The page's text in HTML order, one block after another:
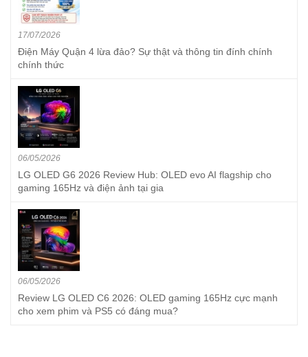
17/07/2026
Điện Máy Quận 4 lừa đảo? Sự thật và thông tin đính chính
chính thức
06/05/2026
LG OLED G6 2026 Review Hub: OLED evo AI flagship cho
gaming 165Hz và điện ảnh tại gia
06/05/2026
Review LG OLED C6 2026: OLED gaming 165Hz cực mạnh
cho xem phim và PS5 có đáng mua?